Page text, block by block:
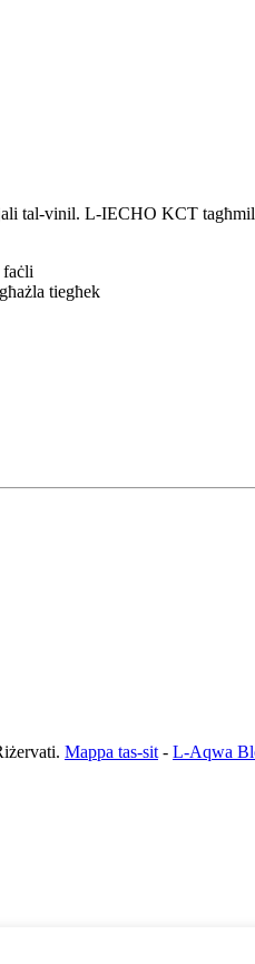
tal-vinil. L-IECHO KCT
faċli
tiegħek
Mappa tas-sit - L-Aqwa